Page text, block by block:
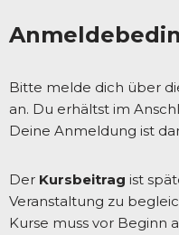
Bitte melde dich über
an. Du erhältst im
Deine Anmeldung ist
Der Kursbeitrag ist
Veranstaltung zu
Kurse muss vor Beginn